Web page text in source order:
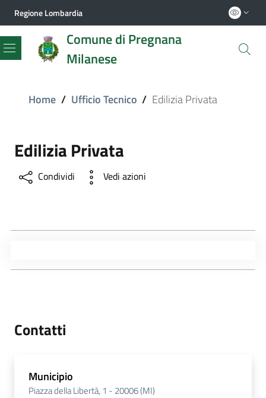
Regione Lombardia
Comune di Pregnana
Milanese
Menu
Home / Ufficio Tecnico / Edilizia Privata
Edilizia Privata
Condividi Vedi azioni
Contatti
Municipio
Piazza della Libertà, 1 - 20006 (MI)